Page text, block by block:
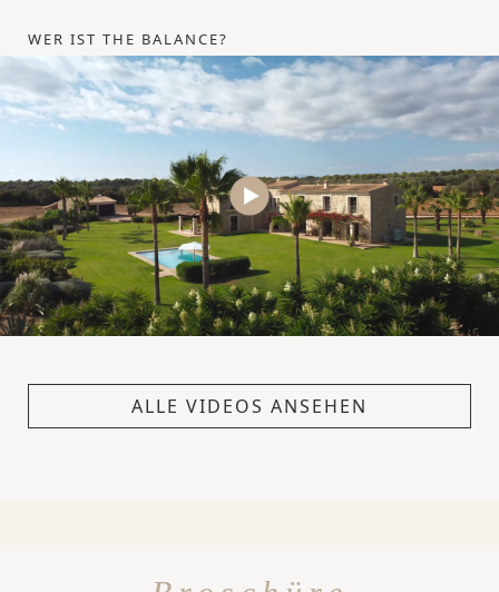
WER IST THE BALANCE?
ALLE VIDEOS ANSEHEN